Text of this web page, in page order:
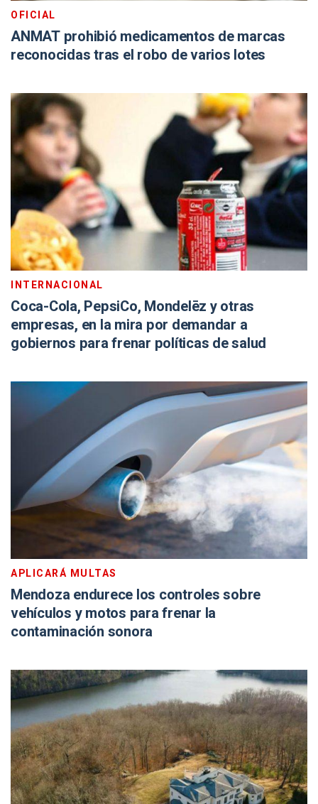
OFICIAL
ANMAT prohibió medicamentos de marcas
reconocidas tras el robo de varios lotes
INTERNACIONAL
Coca-Cola, PepsiCo, Mondelēz y otras
empresas, en la mira por demandar a
gobiernos para frenar políticas de salud
APLICARÁ MULTAS
Mendoza endurece los controles sobre
vehículos y motos para frenar la
contaminación sonora